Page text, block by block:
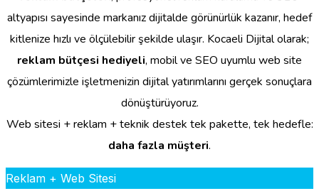
altyapısı sayesinde markanız dijitalde görünürlük kazanır, hedef
kitlenize hızlı ve ölçülebilir şekilde ulaşır. Kocaeli Dijital olarak;
reklam bütçesi hediyeli, mobil ve SEO uyumlu web site
çözümlerimizle işletmenizin dijital yatırımlarını gerçek sonuçlara
dönüştürüyoruz.
Web sitesi + reklam + teknik destek tek pakette, tek hedefle:
daha fazla müşteri.
Reklam + Web Sitesi